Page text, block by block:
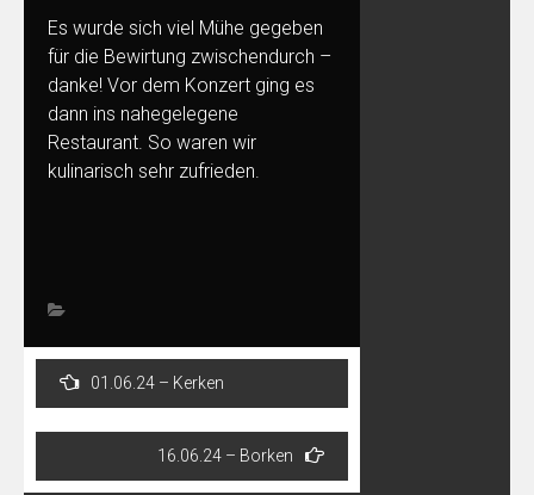
Es wurde sich viel Mühe gegeben
für die Bewirtung zwischendurch –
danke! Vor dem Konzert ging es
dann ins nahegelegene
Restaurant. So waren wir
kulinarisch sehr zufrieden.
Post
navigation
01.06.24 – Kerken
16.06.24 – Borken